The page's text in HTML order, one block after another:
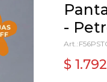
-
$ 1.792